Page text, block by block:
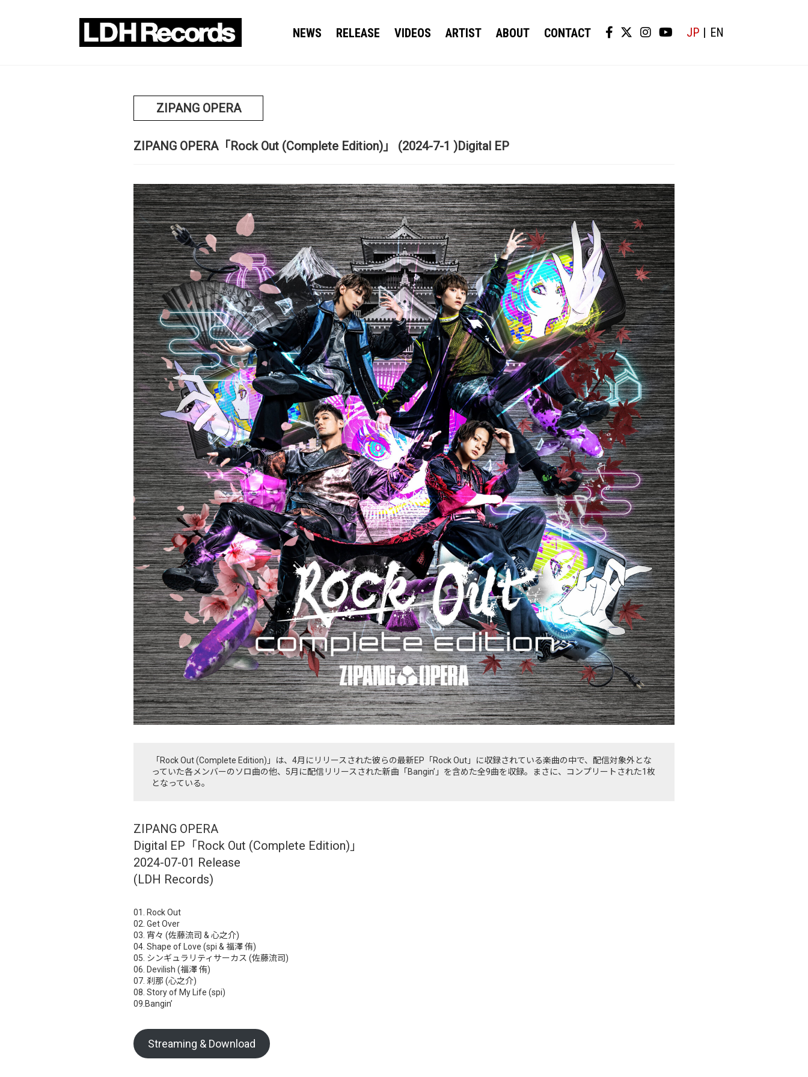
NEWS RELEASE VIDEOS ARTIST ABOUT CONTACT JP EN
ZIPANG OPERA
ZIPANG OPERA「Rock Out (Complete Edition)」 (2024-7-1 )Digital EP
「Rock Out (Complete Edition)」は、4月にリリースされた彼らの最新EP「Rock Out」に収録されている楽曲の中で、配信対象外とな
っていた各メンバーのソロ曲の他、5月に配信リリースされた新曲「Bangin’」を含めた全9曲を収録。まさに、コンプリートされた1枚
となっている。
ZIPANG OPERA
Digital EP「Rock Out (Complete Edition)」
2024-07-01 Release
(LDH Records)
01. Rock Out
02. Get Over
03. 宵々 (佐藤流司 & 心之介)
04. Shape of Love (spi & 福澤 侑)
05. シンギュラリティサーカス (佐藤流司)
06. Devilish (福澤 侑)
07. 刹那 (心之介)
08. Story of My Life (spi)
09.Bangin’
Streaming & Download